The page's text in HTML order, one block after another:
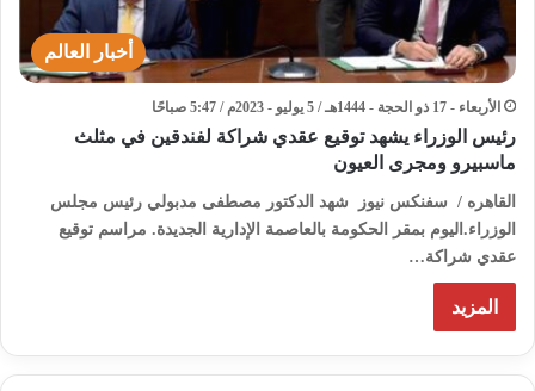
أخبار العالم
الأربعاء - 17 ذو الحجة - 1444هـ / 5 يوليو - 2023م / 5:47 صباحًا
رئيس الوزراء يشهد توقيع عقدي شراكة لفندقين في مثلث
ماسبيرو ومجرى العيون
القاهره / سفنكس نيوز شهد الدكتور مصطفى مدبولي رئيس مجلس
الوزراء.اليوم بمقر الحكومة بالعاصمة الإدارية الجديدة. مراسم توقيع
عقدي شراكة…
المزيد